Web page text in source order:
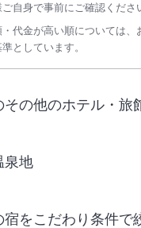
自身で事前にご確認くださ
代金が高い順については、
としています。
その他のホテル・旅
泉地
をこだわり条件で